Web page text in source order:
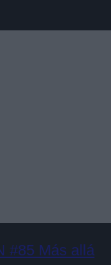
#85 Más allá